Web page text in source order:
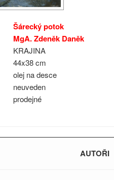
Šárecký potok
MgA. Zdeněk Daněk
KRAJINA
44x38 cm
olej na desce
neuveden
prodejné
AUTOŘI